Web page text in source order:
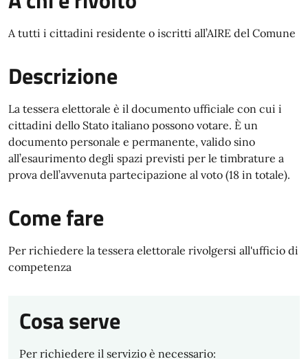
A tutti i cittadini residente o iscritti all’AIRE del Comune
Descrizione
La tessera elettorale è il documento ufficiale con cui i
cittadini dello Stato italiano possono votare. È un
documento personale e permanente, valido sino
all’esaurimento degli spazi previsti per le timbrature a
prova dell’avvenuta partecipazione al voto (18 in totale).
Come fare
Per richiedere la tessera elettorale rivolgersi all'ufficio di
competenza
Cosa serve
Per richiedere il servizio è necessario: